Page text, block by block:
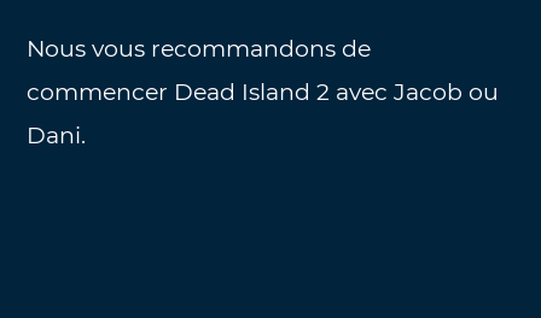
Nous vous recommandons de
commencer Dead Island 2 avec Jacob ou
Dani.